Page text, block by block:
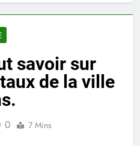
savoir sur
de la ville
0 7 Mins